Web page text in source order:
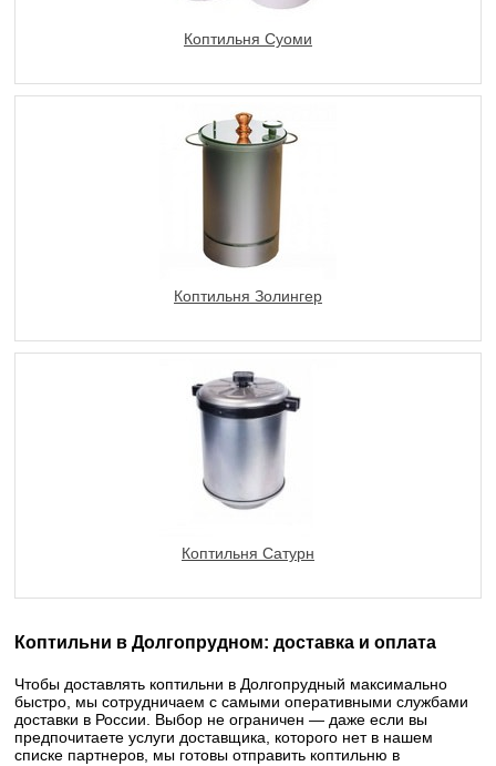
Коптильня Суоми
Коптильня Золингер
Коптильня Сатурн
Коптильни в Долгопрудном: доставка и оплата
Чтобы доставлять коптильни в Долгопрудный максимально
быстро, мы сотрудничаем с самыми оперативными службами
доставки в России. Выбор не ограничен — даже если вы
предпочитаете услуги доставщика, которого нет в нашем
списке партнеров, мы готовы отправить коптильню в